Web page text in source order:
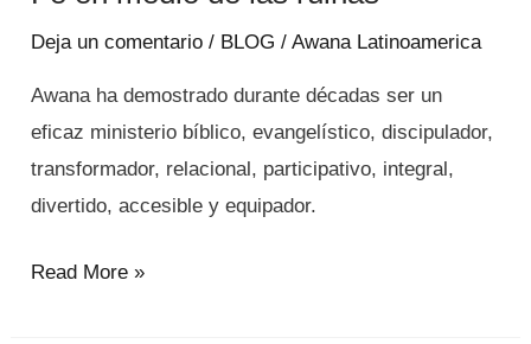
Deja un comentario / BLOG /Awana Latinoamerica
Awana ha demostrado durante décadas ser un
eficaz ministerio bíblico, evangelístico, discipulador,
transformador, relacional, participativo, integral,
divertido, accesible y equipador.
Read More »